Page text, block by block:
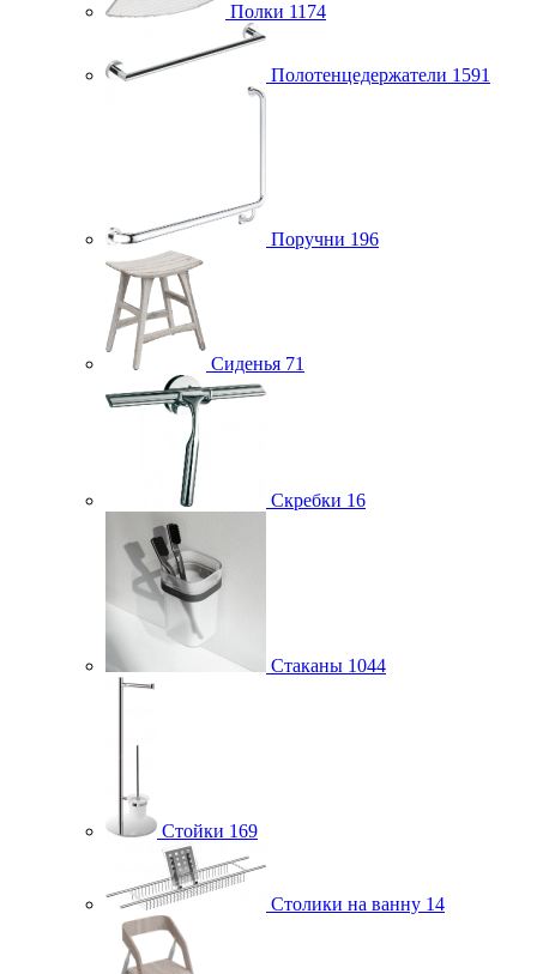
Полки 1174
Полотенцедержатели 1591
Поручни 196
Сиденья 71
Скребки 16
Стаканы 1044
Стойки 169
Столики на ванну 14